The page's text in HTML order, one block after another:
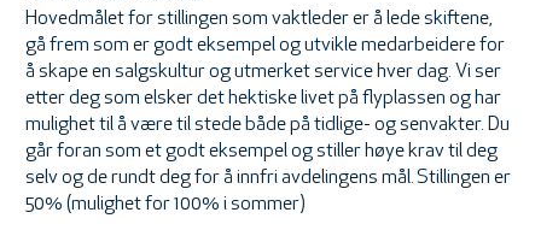
Hovedmålet for stillingen som vaktleder er å lede skiftene,
gå frem som er godt eksempel og utvikle medarbeidere for
å skape en salgskultur og utmerket service hver dag. Vi ser
etter deg som elsker det hektiske livet på flyplassen og har
mulighet til å være til stede både på tidlige- og senvakter. Du
går foran som et godt eksempel og stiller høye krav til deg
selv og de rundt deg for å innfri avdelingens mål. Stillingen er
50% (mulighet for 100% i sommer)